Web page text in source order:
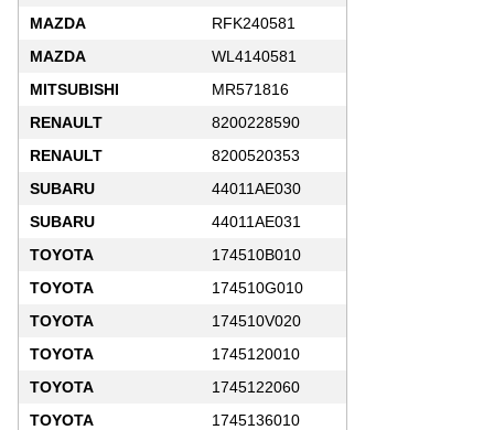
MAZDA
RFK240581
MAZDA
WL4140581
MITSUBISHI
MR571816
RENAULT
8200228590
RENAULT
8200520353
SUBARU
44011AE030
SUBARU
44011AE031
TOYOTA
174510B010
TOYOTA
174510G010
TOYOTA
174510V020
TOYOTA
1745120010
TOYOTA
1745122060
TOYOTA
1745136010